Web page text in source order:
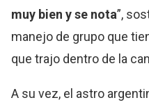
muy bien y se nota”,
manejo de grupo que
que trajo dentro de la
A su vez, el astro